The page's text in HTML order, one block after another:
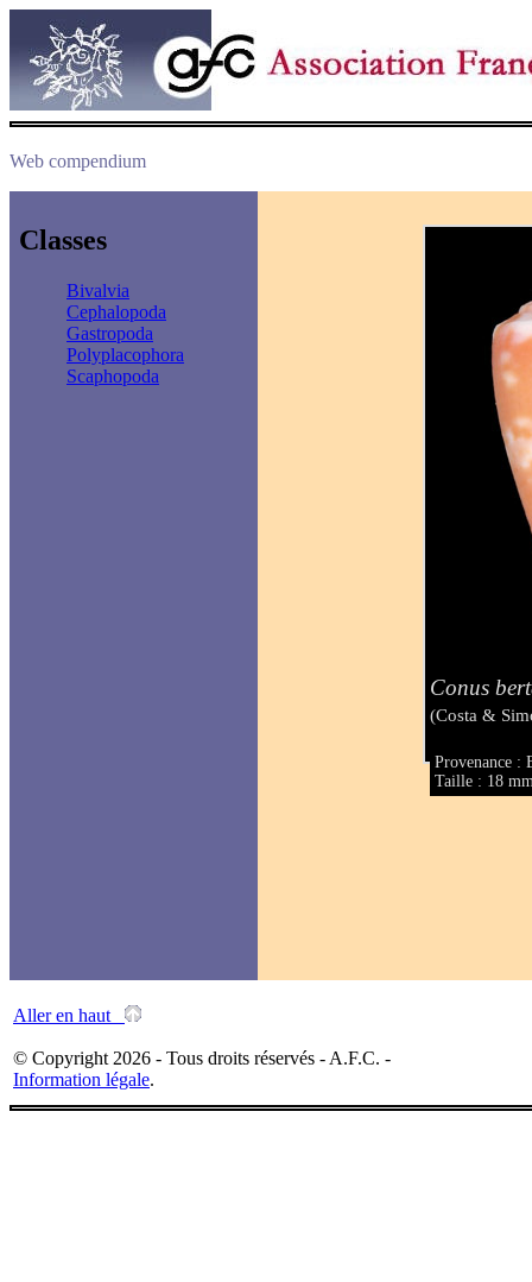
Web compendium
Classes
Bivalvia
Cephalopoda
Gastropoda
Polyplacophora
Scaphopoda
Conus
(Costa &
Provenance :
Taille : 18
Aller en haut
© Copyright 2026 - Tous droits réservés - A.F.C. -
Information légale.